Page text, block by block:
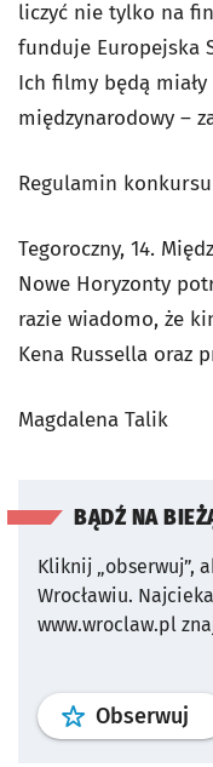
liczyć nie tylko na
funduje Europejska
Ich filmy będą
międzynarodowy –
Regulamin
Tegoroczny, 14.
Nowe Horyzonty
razie wiadomo, że
Kena Russella oraz
Magdalena Talik
BĄDŹ NA
Kliknij „obserwuj”,
Wrocławiu.
www.wroclaw.pl
Obserwuj